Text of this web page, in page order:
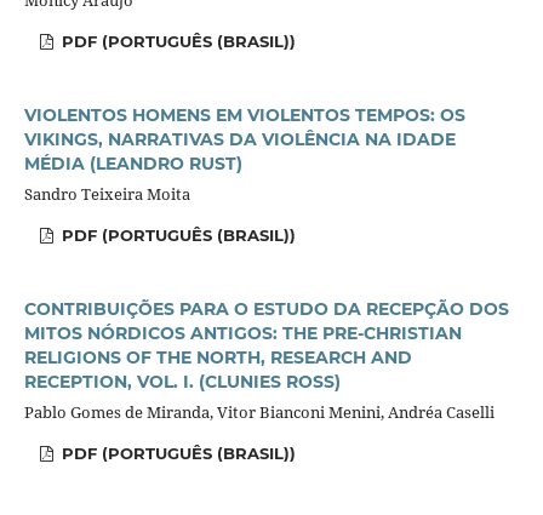
PDF (PORTUGUÊS (BRASIL))
VIOLENTOS HOMENS EM VIOLENTOS TEMPOS: OS
VIKINGS, NARRATIVAS DA VIOLÊNCIA NA IDADE
MÉDIA (LEANDRO RUST)
Sandro Teixeira Moita
PDF (PORTUGUÊS (BRASIL))
CONTRIBUIÇÕES PARA O ESTUDO DA RECEPÇÃO DOS
MITOS NÓRDICOS ANTIGOS: THE PRE-CHRISTIAN
RELIGIONS OF THE NORTH, RESEARCH AND
RECEPTION, VOL. I. (CLUNIES ROSS)
Pablo Gomes de Miranda, Vitor Bianconi Menini, Andréa Caselli
PDF (PORTUGUÊS (BRASIL))